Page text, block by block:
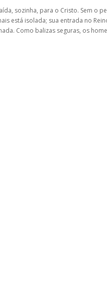
sozinha, para o Cristo. Sem o
está isolada; sua entrada no
Como balizas seguras, os